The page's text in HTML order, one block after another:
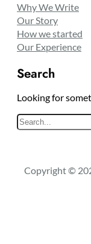
Why We Write
Our Story
How we started
Our Experience
Search
Looking for
Copyright ©